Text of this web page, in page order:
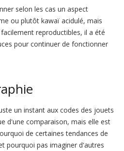
selon les cas un aspect
ou plutôt kawaï acidulé, mais
reproductibles, il a été
pour continuer de fonctionner
un instant aux codes des jouets
d'une comparaison, mais elle est
de certaines tendances de
pourquoi pas imaginer d'autres